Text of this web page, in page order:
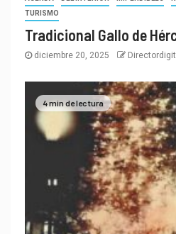
TURISMO
Tradicional Gallo de
diciembre 20, 2025
4 min de lectura